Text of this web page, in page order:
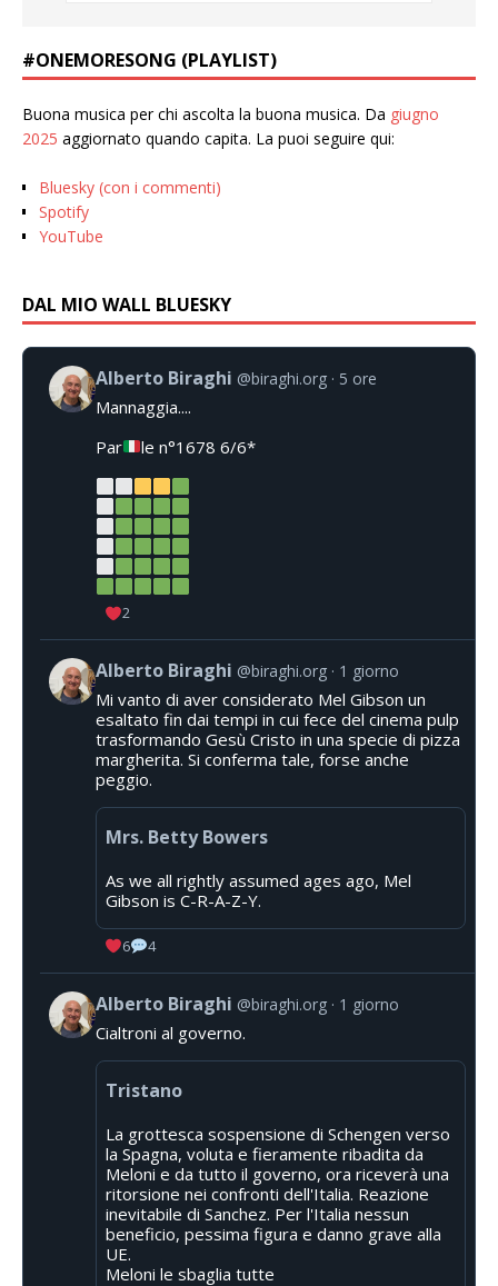
#ONEMORESONG (PLAYLIST)
Buona musica per chi ascolta la buona musica. Da giugno
2025 aggiornato quando capita. La puoi seguire qui:
Bluesky (con i commenti)
Spotify
YouTube
DAL MIO WALL BLUESKY
Alberto Biraghi @biraghi.org 5 ore
Mannaggia....
Par
le n°1678 6/6*
2
Alberto Biraghi @biraghi.org 1 giorno
Mi vanto di aver considerato Mel Gibson un
esaltato fin dai tempi in cui fece del cinema pulp
trasformando Gesù Cristo in una specie di pizza
margherita. Si conferma tale, forse anche
peggio.
Mrs. Betty Bowers
As we all rightly assumed ages ago, Mel
Gibson is C-R-A-Z-Y.
6 4
Alberto Biraghi @biraghi.org 1 giorno
Cialtroni al governo.
Tristano
La grottesca sospensione di Schengen verso
la Spagna, voluta e fieramente ribadita da
Meloni e da tutto il governo, ora riceverà una
ritorsione nei confronti dell'Italia. Reazione
inevitabile di Sanchez. Per l'Italia nessun
beneficio, pessima figura e danno grave alla
UE.
Meloni le sbaglia tutte